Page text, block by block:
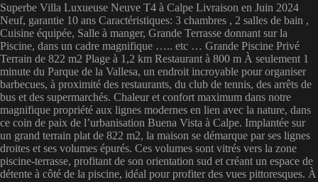
Superbe Villa Luxueuse Neuve T4 à Calpe Livraison en Juin 2024
Neuf, garantie 10 ans Caractéristiques: 3 chambres , 2 salles de bain ,
Cuisine équipée, Salle à manger, Grande Terrasse donnant sur la
Piscine, dans un cadre magnifique ….. etc … Grande Piscine Privé
Terrain de 822 m2 Plage à 1,2 km Restaurant à 800 m À seulement 1
minute du Parque de la Vallesa, un endroit incroyable pour organiser
barbecues, à proximité des restaurants, du club de tennis, des arrêts de
bus et des supermarchés. Chaleur et confort maximum dans notre
magnifique propriété aux lignes modernes en lien avec la nature, dans
ce coin de paix de l’urbanisation Buena Vista à Calpe. Implantée sur
un grand terrain plat de 822 m2, la maison se démarque par ses lignes
droites et ses volumes épurés. Ces volumes sont vitrés vers la zone
piscine-terrasse, profitant de son orientation sud et créant un espace de
détente à côté de la piscine, idéal pour profiter des vues pittoresques. À